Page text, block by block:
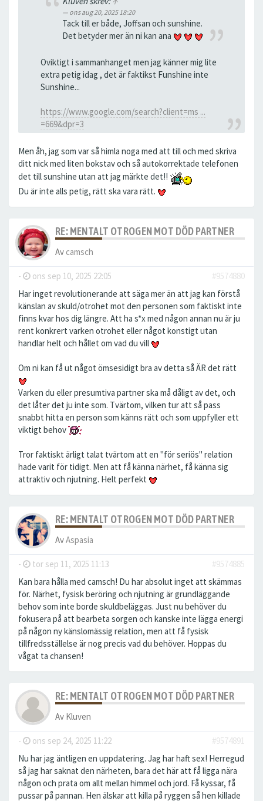
ons aug 20, 2025 18:20
Tack till er både, Joffsan och sunshine.
Det betyder mer än ni kan ana
Oviktigt i sammanhanget men jag känner mig lite
extra petig idag , det är faktikst Funshine inte
Sunshine...
https://www.google.com/search?client=ms ...
=669&dpr=3
Men åh, jag som var så himla noga med att till och med skriva
ditt nick med liten bokstav och så autokorrektade telefonen
det till sunshine utan att jag märkte det!!
Du är inte alls petig, rätt ska vara rätt.
RE: MENTALT OTROGEN MOT DÖD PARTNER
Av camsch
- ons sep 10, 2025 22:05
#9574880
Har inget revolutionerande att säga mer än att jag kan förstå
känslan av skuld/otrohet mot den personen som faktiskt inte
finns kvar hos dig längre. Att ha s*x med någon annan nu är ju
rent konkrert varken otrohet eller något konstigt utan
handlar helt och hållet om vad du vill
Om ni kan få ut något ömsesidigt bra av detta så ÄR det rätt
Varken du eller presumtiva partner ska må dåligt av det, och
det låter det ju inte som. Tvärtom, vilken tur att så pass
snabbt hitta en person som känns rätt och som uppfyller ett
viktigt behov
Tror faktiskt ärligt talat tvärtom att en "för seriös" relation
hade varit för tidigt. Men att få känna närhet, få känna sig
attraktiv och njutning. Helt perfekt
RE: MENTALT OTROGEN MOT DÖD PARTNER
AvAspasia
- tor sep 11, 2025 11:13
#9574885
Kan bara hålla med camsch! Du har absolut inget att skämmas
för. Närhet, fysisk beröring och njutning är grundläggande
behov som inte borde skuldbeläggas. Just nu behöver du
fokusera på att bearbeta sorgen och kanske inte lägga energi
på någon ny känslomässig relation, men att få fysisk
tillfredsställelse är nog precis vad du behöver. Hoppas du
vågat ta chansen!
RE: MENTALT OTROGEN MOT DÖD PARTNER
Av Kluven
- ons sep 24, 2025 11:22
#9574891
Nu har jag äntligen en uppdatering. Jag har haft sex! Herregud
så jag har saknat den närheten, bara det här att få ligga nära
någon och prata om allt mellan himmel och jord. Få kyssar, få
pussar på pannan. Hen älskar att killa på ryggen så hen killade